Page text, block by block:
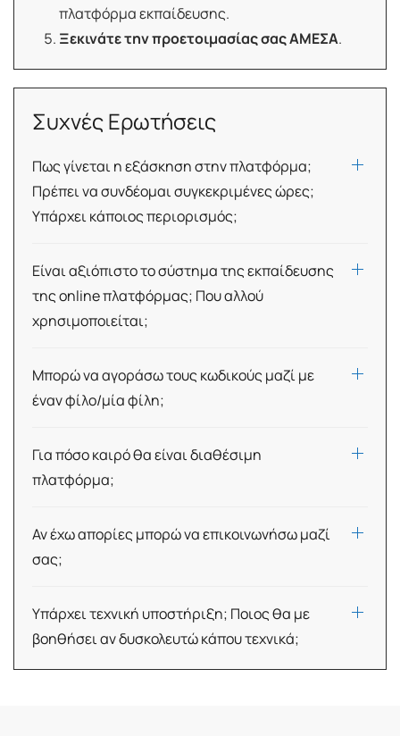
πλατφόρμα εκπαίδευσης.
Ξεκινάτε την προετοιμασίας σας ΑΜΕΣΑ.
Συχνές Ερωτήσεις
Πως γίνεται η εξάσκηση στην πλατφόρμα;
Πρέπει να συνδέομαι συγκεκριμένες ώρες;
Υπάρχει κάποιος περιορισμός;
Είναι αξιόπιστο το σύστημα της εκπαίδευσης
της online πλατφόρμας; Που αλλού
χρησιμοποιείται;
Μπορώ να αγοράσω τους κωδικούς μαζί με
έναν φίλο/μία φίλη;
Για πόσο καιρό θα είναι διαθέσιμη
πλατφόρμα;
Αν έχω απορίες μπορώ να επικοινωνήσω μαζί
σας;
Υπάρχει τεχνική υποστήριξη; Ποιος θα με
βοηθήσει αν δυσκολευτώ κάπου τεχνικά;